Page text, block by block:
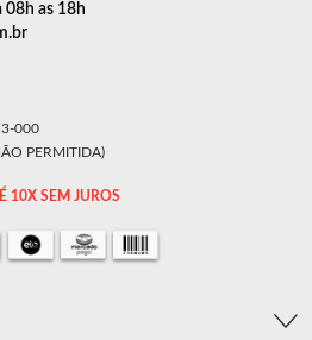
08h as 18h
000
PERMITIDA)
10X SEM JUROS